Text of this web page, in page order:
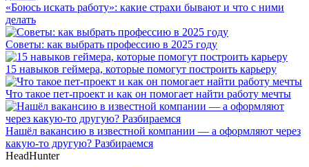
«Боюсь искать работу»: какие страхи бывают и что с ними
делать
Советы: как выбрать профессию в 2025 году
15 навыков геймера, которые помогут построить карьеру
Что такое пет-проект и как он помогает найти работу мечты
Нашёл вакансию в известной компании — а оформляют через
какую-то другую? Разбираемся
HeadHunter